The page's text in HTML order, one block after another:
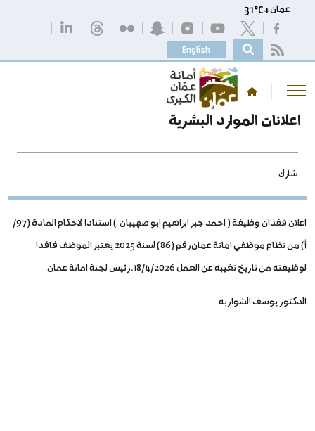
عمان+
31°C
English
اعلانات الموارد البشرية
شارك
اعلان فقدان وظيفة ( احمد جبر ابراهيم ابو صهيبان ) استنادا لاحكام المادة (97/
أ) من نظام موظفي امانة عمان رقم (86) لسنة 2025 يعتبر الموظف فاقدا
لوظيفته من تاريخ تغيبه عن العمل 18/4/2026. رئيس لجنة امانة عمان
الدكتور يوسف الشواربه